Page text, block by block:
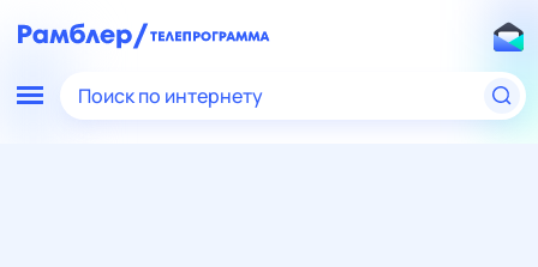
Поиск по интернету